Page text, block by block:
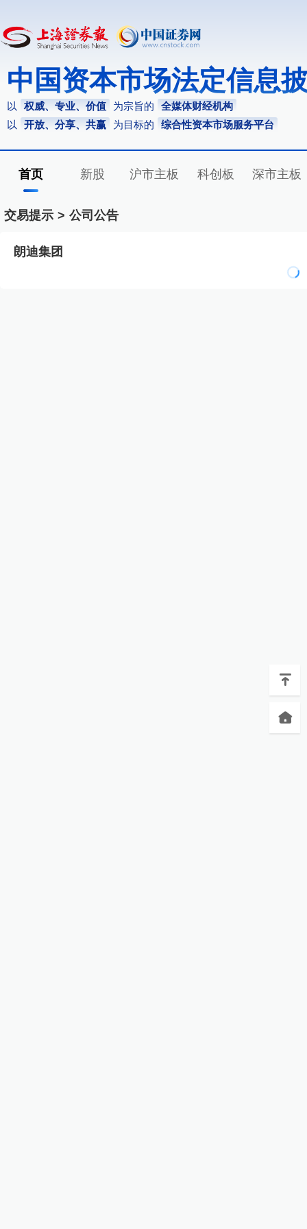
中国资本市场法定信息
以 权威、专业、价值 为宗旨的
全媒体财经机构
以
开放、分享、共赢 为目标的 综合性资本市场服务平台
首页 新股 沪市主板 科创板 深市主板
交易提示 > 公司公告
朗迪集团